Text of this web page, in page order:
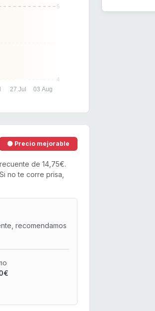
5
4
27 Jul 03 Aug
🟡 Precio mejorable
de 14,75€.
no te corre prisa,
recomendamos